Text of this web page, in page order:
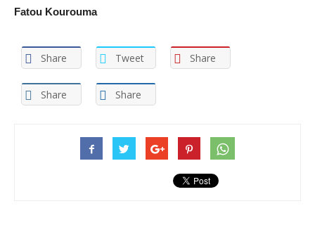
Fatou Kourouma
Share Tweet Share
Share Share